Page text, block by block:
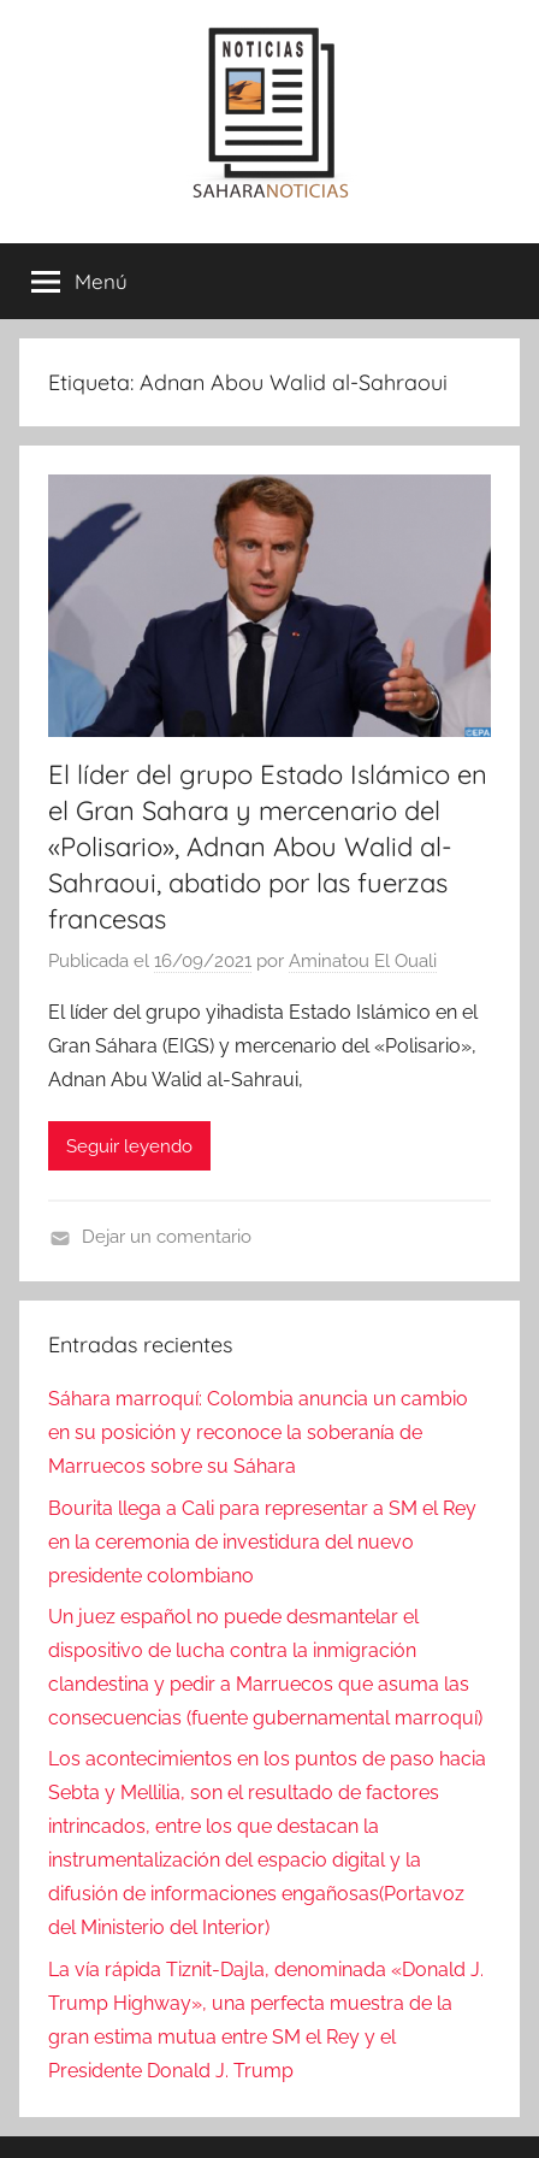
Sahara
Noticias
Menú
Etiqueta: Adnan Abou Walid al-Sahraoui
El líder del grupo Estado Islámico en
el Gran Sahara y mercenario del
«Polisario», Adnan Abou Walid al-
Sahraoui, abatido por las fuerzas
francesas
Publicada el 16/09/2021 por Aminatou El Ouali
El líder del grupo yihadista Estado Islámico en el
Gran Sáhara (EIGS) y mercenario del «Polisario»,
Adnan Abu Walid al-Sahraui,
Seguir leyendo
o
c
i
a
Dejar un comentario
Entradas recientes
Sáhara marroquí: Colombia anuncia un cambio
en su posición y reconoce la soberanía de
Marruecos sobre su Sáhara
Bourita llega a Cali para representar a SM el Rey
en la ceremonia de investidura del nuevo
presidente colombiano
Un juez español no puede desmantelar el
dispositivo de lucha contra la inmigración
clandestina y pedir a Marruecos que asuma las
consecuencias (fuente gubernamental marroquí)
Los acontecimientos en los puntos de paso hacia
Sebta y Mellilia, son el resultado de factores
intrincados, entre los que destacan la
instrumentalización del espacio digital y la
difusión de informaciones engañosas(Portavoz
del Ministerio del Interior)
La vía rápida Tiznit-Dajla, denominada «Donald J.
Trump Highway», una perfecta muestra de la
gran estima mutua entre SM el Rey y el
Presidente Donald J. Trump